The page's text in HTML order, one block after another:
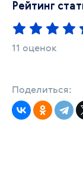
Рейтинг
11 оценок
Поделиться: